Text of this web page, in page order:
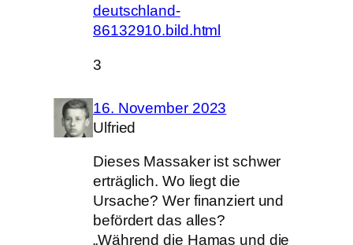
deutschland-
86132910.bild.html
3
16. November 2023
Ulfried
Dieses Massaker ist schwer
erträglich. Wo liegt die
Ursache? Wer finanziert und
befördert das alles?
„Während die Hamas und die